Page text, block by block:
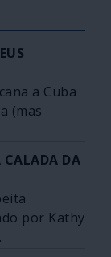
a Cuba
(mas
CALADA DA
por Kathy